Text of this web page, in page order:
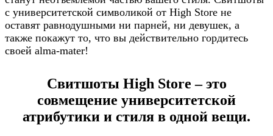
с университетской символикой от High Store не
оставят равнодушными ни парней, ни девушек, а
также покажут то, что вы действительно гордитесь
своей alma-mater!
Свитшоты High Store – это
совмещение университетской
атрибутики и стиля в одной вещи.